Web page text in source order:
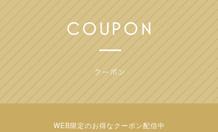
WEB限定のお得なクーポン配信中